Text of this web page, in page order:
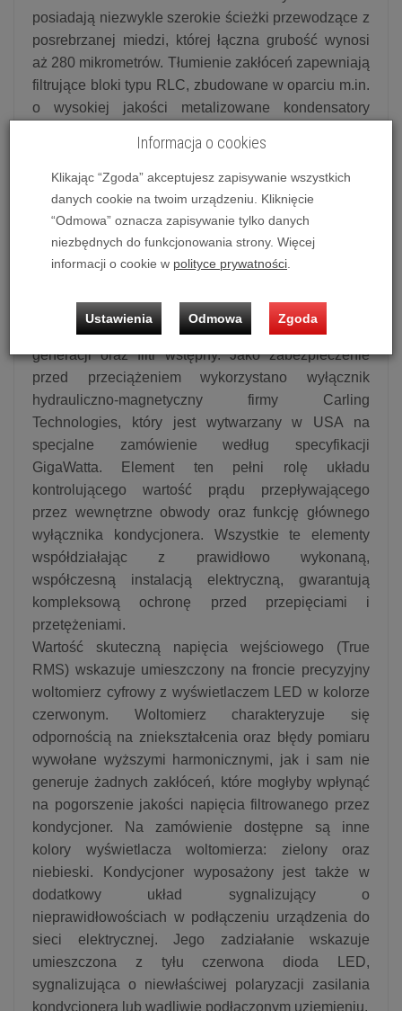
posiadają niezwykle szerokie ścieżki przewodzące z
posrebrzanej miedzi, której łączna grubość wynosi
aż 280 mikrometrów. Tłumienie zakłóceń zapewniają
filtrujące bloki typu RLC, zbudowane w oparciu m.in.
o wysokiej jakości metalizowane kondensatory
W kondycjonerze zrezygnowano z użycia
tradycyjnych elementów zabezpieczających, takich
jak bezpieczniki topikowe czy termiczne, które
dławiąc swobodny przepływ prądu do chronionych
obwodów wywierają negatywny wpływ na brzmienie.
zapewnia blok startowy, w którym znajdują się
iskierniki plazmowe, szybkie warystory nowej
generacji oraz filtr wstępny. Jako zabezpieczenie
przed przeciążeniem wykorzystano wyłącznik
hydrauliczno-magnetyczny firmy Carling
Technologies, który jest wytwarzany w USA na
specjalne zamówienie według specyfikacji
GigaWatta. Element ten pełni rolę układu
kontrolującego wartość prądu przepływającego
przez wewnętrzne obwody oraz funkcję głównego
wyłącznika kondycjonera. Wszystkie te elementy
współdziałając z prawidłowo wykonaną,
współczesną instalacją elektryczną, gwarantują
kompleksową ochronę przed przepięciami i
przetężeniami.
Wartość skuteczną napięcia wejściowego (True
RMS) wskazuje umieszczony na froncie precyzyjny
woltomierz cyfrowy z wyświetlaczem LED w kolorze
czerwonym. Woltomierz charakteryzuje się
odpornością na zniekształcenia oraz błędy pomiaru
wywołane wyższymi harmonicznymi, jak i sam nie
generuje żadnych zakłóceń, które mogłyby wpłynąć
na pogorszenie jakości napięcia filtrowanego przez
kondycjoner. Na zamówienie dostępne są inne
kolory wyświetlacza woltomierza: zielony oraz
niebieski. Kondycjoner wyposażony jest także w
dodatkowy układ sygnalizujący o
nieprawidłowościach w podłączeniu urządzenia do
sieci elektrycznej. Jego zadziałanie wskazuje
umieszczona z tyłu czerwona dioda LED,
sygnalizująca o niewłaściwej polaryzacji zasilania
kondycjonera lub wadliwie podłączonym uziemieniu.
Informacja o cookies
Klikając “Zgoda” akceptujesz zapisywanie wszystkich
danych cookie na twoim urządzeniu. Kliknięcie
“Odmowa” oznacza zapisywanie tylko danych
niezbędnych do funkcjonowania strony. Więcej
informacji o cookie w polityce prywatności.
Ustawienia Odmowa Zgoda